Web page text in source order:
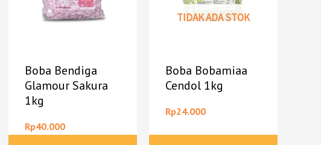
Boba Bendiga
Glamour Sakura
1kg
Rp40.000
TIDAK ADA STOK
Boba Bobamiaa
Cendol 1kg
Rp24.000